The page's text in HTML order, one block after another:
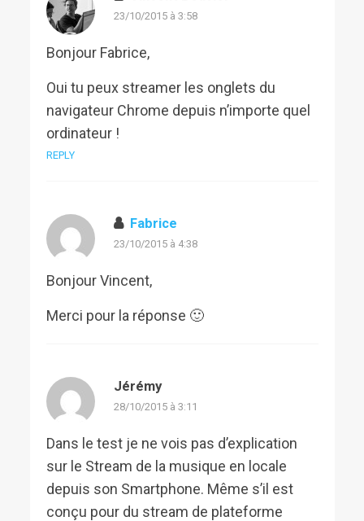
23/10/2015 à 3:58
Bonjour Fabrice,
Oui tu peux streamer les onglets du
navigateur Chrome depuis n’importe quel
ordinateur !
REPLY
Fabrice
23/10/2015 à 4:38
Bonjour Vincent,
Merci pour la réponse 🙂
Jérémy
28/10/2015 à 3:11
Dans le test je ne vois pas d’explication
sur le Stream de la musique en locale
depuis son Smartphone. Même s’il est
conçu pour du stream de plateforme